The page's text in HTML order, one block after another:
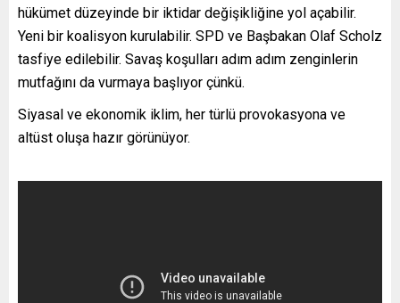
hükümet düzeyinde bir iktidar değişikliğine yol açabilir.
Yeni bir koalisyon kurulabilir. SPD ve Başbakan Olaf Scholz
tasfiye edilebilir. Savaş koşulları adım adım zenginlerin
mutfağını da vurmaya başlıyor çünkü.
Siyasal ve ekonomik iklim, her türlü provokasyona ve
altüst oluşa hazır görünüyor.